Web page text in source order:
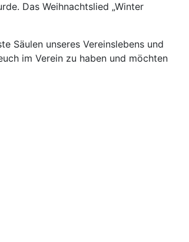
Das Weihnachtslied „Winter
Säulen unseres Vereinslebens und
im Verein zu haben und möchten